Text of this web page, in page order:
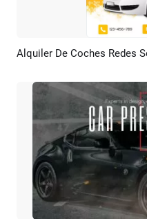
Alquiler De Coches Redes